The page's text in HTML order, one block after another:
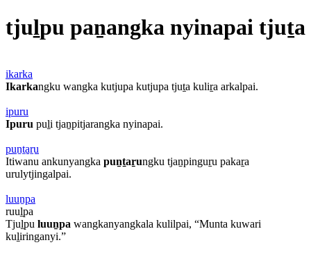
tjuḻpu paṉangka nyinapai tjuṯa
ikarka
Ikarkangku wangka kutjupa kutjupa tjuṯa kuliṟa arkalpai.
ipuru
Ipuru puḻi tjaṉpitjarangka nyinapai.
puṉṯaṟu
Itiwanu ankunyangka puṉṯaṟungku tjaṉpinguṟu pakaṟa
urulytjingalpai.
luuṉpa
ruuḻpa
Tjuḻpu luuṉpa wangkanyangkala kulilpai, “Munta kuwari
kuḻiringanyi.”